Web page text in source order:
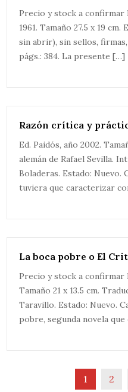
Precio y stock a confirmar
1961. Tamaño 27.5 x 19
sin abrir), sin sellos,
págs.: 384. La presente […]
Razón crítica y
Ed. Paidós, año 2002.
alemán de Rafael Sevilla.
Boladeras. Estado: Nuevo.
tuviera que caracterizar
La boca pobre o El
Precio y stock a confirmar
Tamaño 21 x 13.5 cm.
Taravillo. Estado: Nuevo.
pobre, segunda novela
1 2